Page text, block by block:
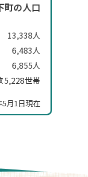
町の人口
13,338人
6,483人
6,855人
5,228世帯
5月1日現在